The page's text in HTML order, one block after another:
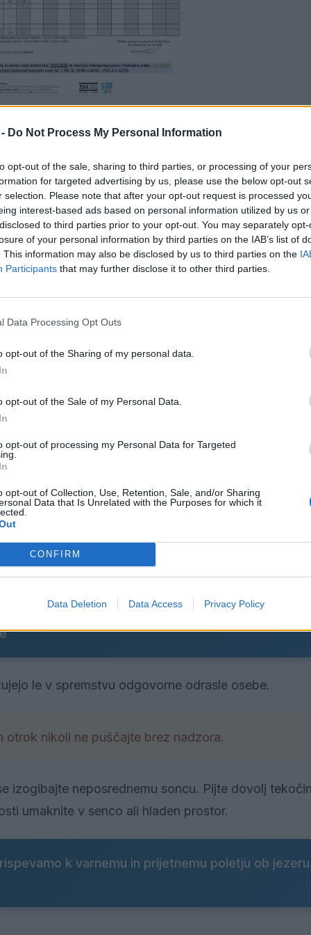
Do Not Process My Personal Information
opt-out of the sale, sharing to third parties, or processing of your
for targeted advertising by us, please use the below opt-out
selection. Please note that after your opt-out request is processed
interest-based ads based on personal information utilized by us
to third parties prior to your opt-out. You may separately
of your personal information by third parties on the IAB’s list of
This information may also be disclosed by us to third parties on the
Participants that may further disclose it to other third parties.
Data Processing Opt Outs
opt-out of the Sharing of my personal data.
opt-out of the Sale of my Personal Data.
opt-out of processing my Personal Data for Targeted
opt-out of Collection, Use, Retention, Sale, and/or Sharing
Data that Is Unrelated with the Purposes for which it
CONFIRM
Data Deletion Data Access Privacy Policy
na Velenjski plaži, kjer za vašo varnost
zunaj označenega območjani dovoljeno.
vstop v vodo poteka na lastno odgovornost,
na terenu
jopiča. Ob prijavi in plačilu vstopnine prejmete
parka.
le v spremstvu odgovorne odrasle osebe.
otrok nikoli ne puščajte brez nadzora.
izogibajte neposrednemu soncu. Pijte dovolj
umaknite v senco ali hladen prostor.
k varnemu in prijetnemu poletju ob